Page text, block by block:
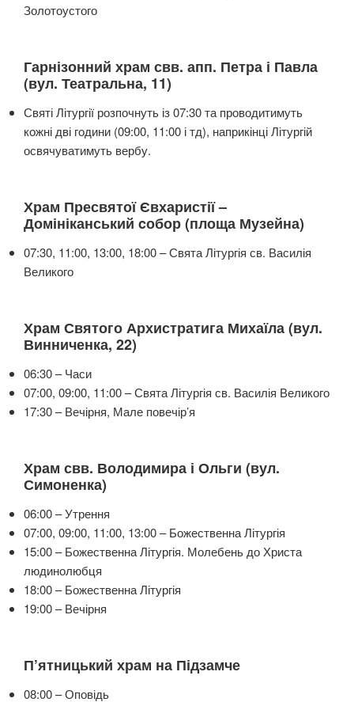
Золотоустого
Гарнізонний храм свв. апп. Петра і Павла
(вул. Театральна, 11)
Святі Літургії розпочнуть із 07:30 та проводитимуть
кожні дві години (09:00, 11:00 і тд), наприкінці Літургій
освячуватимуть вербу.
Храм Пресвятої Євхаристії –
Домініканський cобор (площа Музейна)
07:30, 11:00, 13:00, 18:00 – Свята Літургія св. Василія
Великого
Храм Святого Архистратига Михаїла (вул.
Винниченка, 22)
06:30 – Часи
07:00, 09:00, 11:00 – Свята Літургія св. Василія Великого
17:30 – Вечірня, Мале повечір’я
Храм свв. Володимира і Ольги (вул.
Симоненка)
06:00 – Утрення
07:00, 09:00, 11:00, 13:00 – Божественна Літургія
15:00 – Божественна Літургія. Молебень до Христа
людинолюбця
18:00 – Божественна Літургія
19:00 – Вечірня
П’ятницький храм на Підзамче
08:00 – Оповідь